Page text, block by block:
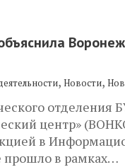
, Новости,
отделения
центр»
в
в рамках…